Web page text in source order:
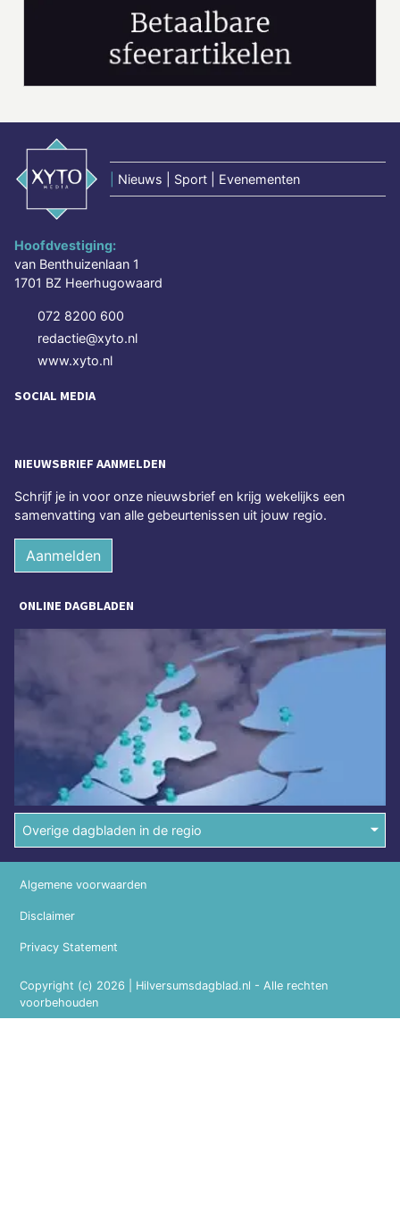
Nieuws | Sport | Evenementen
Hoofdvestiging:
van Benthuizenlaan 1
1701 BZ Heerhugowaard
072 8200 600
redactie@xyto.nl
www.xyto.nl
SOCIAL MEDIA
NIEUWSBRIEF AANMELDEN
Schrijf je in voor onze nieuwsbrief en krijg wekelijks een
samenvatting van alle gebeurtenissen uit jouw regio.
Aanmelden
ONLINE DAGBLADEN
Overige dagbladen in de regio
Copyright (c) 2026 | Hilversumsdagblad.nl - Alle rechten
voorbehouden
Algemene voorwaarden
Disclaimer
Privacy Statement